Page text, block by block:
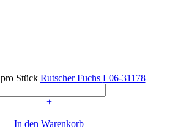
pro Stück Rutscher Fuchs L06-31178
+
–
In den Warenkorb